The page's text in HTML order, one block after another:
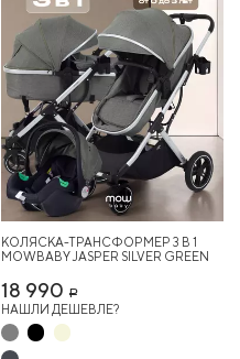
КОЛЯСКА-ТРАНСФОРМЕР 3 В 1
MOWBABY JASPER SILVER GREEN
18 990 Р
НАШЛИ ДЕШЕВЛЕ?